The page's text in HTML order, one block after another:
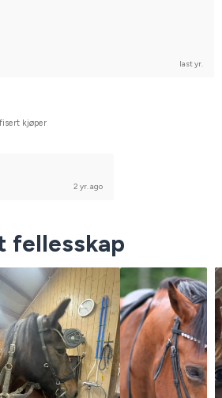
last yr.
kjøper
2 yr. ago
fellesskap